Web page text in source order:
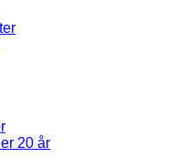
20 år